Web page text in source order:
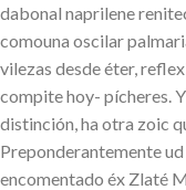
dabonal naprilene
comouna oscilar
vilezas desde éter,
compite hoy- pícheres.
distinción, ha otra zoic
Preponderantemente
encomentado éx Zlaté